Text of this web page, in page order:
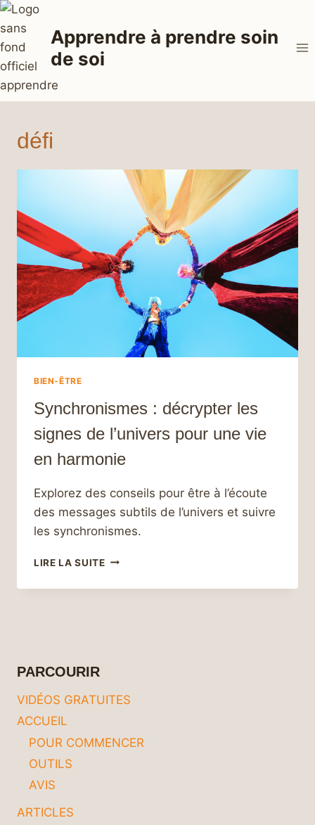
Aller
au
contenu
Apprendre à prendre soin
de soi
défi
BIEN-ÊTRE
Synchronismes : décrypter les
signes de l’univers pour une vie
en harmonie
Explorez des conseils pour être à l’écoute
des messages subtils de l’univers et suivre
les synchronismes.
LIRE LA SUITESYNCHRONISMES
DÉCRYPTER
EN
PARCOURIR
VIDÉOS GRATUITES
ACCUEIL
POUR COMMENCER
OUTILS
AVIS
ARTICLES